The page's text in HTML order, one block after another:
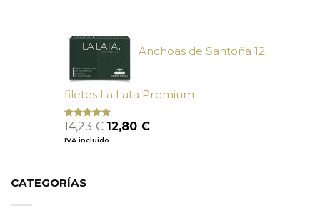
9,90 €.
Anchoas de Santoña 12
filetes La Lata Premium
Valorado
con
de 5
14,23€ El
precio
12,80 €El
IVA incluido
CATEGORÍAS